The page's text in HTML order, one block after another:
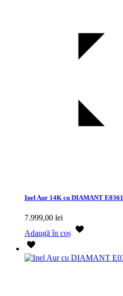
Inel Aur 14K cu DIAMANT E0361
7.999,00 lei
Adaugă în coș